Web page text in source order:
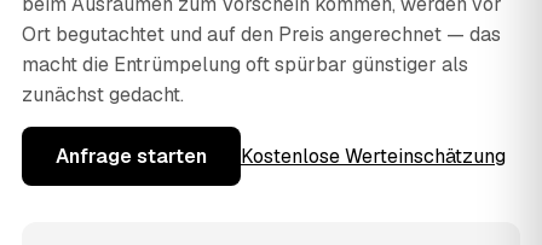
Ort begutachtet und auf den Preis angerechnet — das
macht die Entrümpelung oft spürbar günstiger als
zunächst gedacht.
Anfrage starten Kostenlose Werteinschätzung